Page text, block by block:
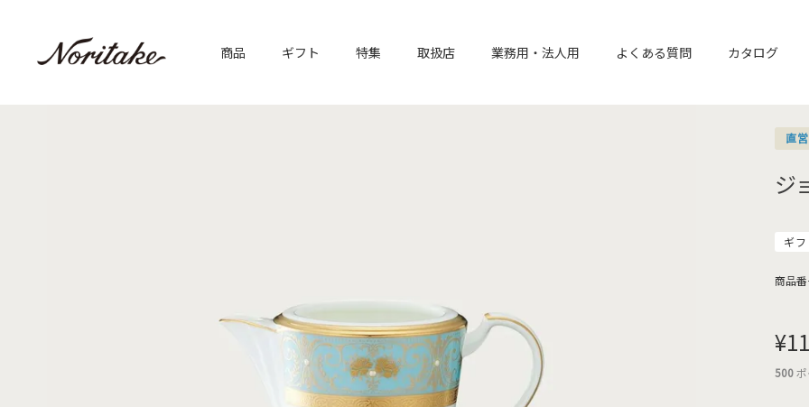
商品 ギフト 特集 取扱店 業務用・法人用 よくある質問 カタログ
直
ジ
ギ
商品
¥
500